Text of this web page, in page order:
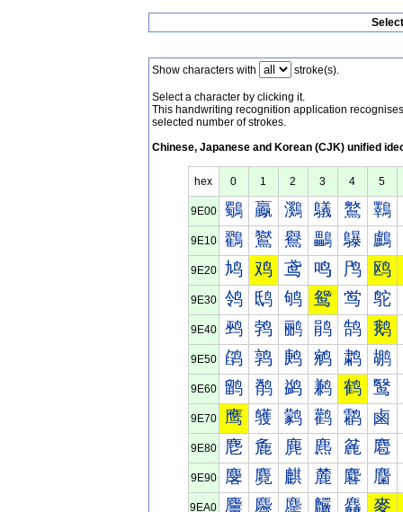
Show characters with stroke(s).
Select a character by clicking it.
This handwriting recognition application
selected number of strokes.
Chinese, Japanese and Korean (CJK) unified
hex 0 1 2 3 4 5
9E00 鸀 鸁 鸂 鸃 鸄 鸅
9E10 鸐 鸑 鸒 鸓 鸔 鸕
9E20 鸠 鸡 鸢 鸣 鸤 鸥
9E30 鸰 鸱 鸲 鸳 鸴 鸵
9E40 鹀 鹁 鹂 鹃 鹄 鹅
9E50 鹐 鹑 鹒 鹓 鹔 鹕
9E60 鹠 鹡 鹢 鹣 鹤 鹥
9E70 鹰 鹱 鹲 鹳 鹴 鹵
9E80 麀 麁 麂 麃 麄 麅
9E90 麐 麑 麒 麓 麔 麕
9EA0 麠 麡 麢 麣 麤 麥